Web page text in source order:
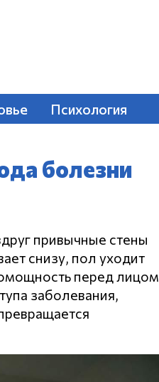
Психология
болезни
привычные стены
снизу, пол уходит
перед лицом
заболевания,